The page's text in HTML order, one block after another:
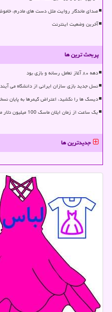
صدای ماندگار روایت مثل دست های مادرم،
آخرین وضعیت اینترنت
پربحث ترین ها
دهه ۸۰ آغاز تعامل رسانه و بازی بود
نسل جدید بازی سازان ایرانی از دانشگاه می
دیسک ها را نکشید، اعتراض گیمرها به پایان
یک ساعت از زمان ایلان ماسک 100 میلیون دلار می ارزد؟
جدیدترین ها